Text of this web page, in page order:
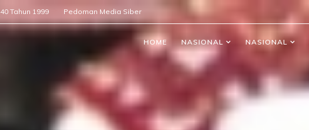
Tahun 1999 Pedoman Media Siber
HOME NASIONAL NASIONAL